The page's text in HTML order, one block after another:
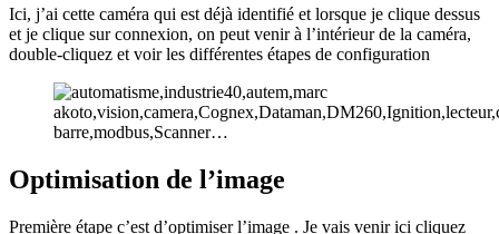
Ici, j’ai cette caméra qui est déjà identifié et lorsque je clique dessus
et je clique sur connexion, on peut venir à l’intérieur de la caméra,
double-cliquez et voir les différentes étapes de configuration
Optimisation de l’image
Première étape c’est d’optimiser l’image . Je vais venir ici cliquez